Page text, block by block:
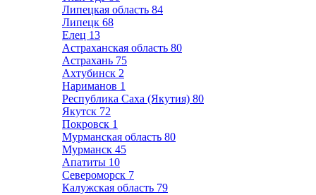
Липецкая область 84
Липецк 68
Елец 13
Астраханская область 80
Астрахань 75
Ахтубинск 2
Нариманов 1
Республика Саха (Якутия) 80
Якутск 72
Покровск 1
Мурманская область 80
Мурманск 45
Апатиты 10
Североморск 7
Калужская область 79